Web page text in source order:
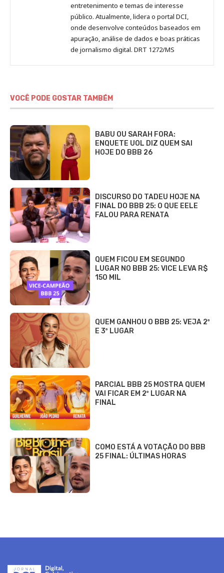
entretenimento e temas de interesse
público. Atualmente, lidera o portal DCI,
onde desenvolve conteúdos baseados em
apuração, análise de dados e boas práticas
de jornalismo digital. DRT 1272/MS
VOCÊ PODE GOSTAR TAMBÉM
BABU OU SARAH FORA:
ENQUETE UOL DIZ QUEM SAI
HOJE DO BBB 26
DISCURSO DO TADEU HOJE NA
FINAL DO BBB 25: O QUE EELE
FALOU PARA RENATA
QUEM FICOU EM SEGUNDO
LUGAR NO BBB 25: VICE LEVA R$
150 MIL
QUEM GANHOU O BBB 25: VEJA 2º
E 3º LUGAR
PARCIAL BBB 25 MOSTRA QUEM
VAI FICAR EM 2º LUGAR NA
FINAL
COMO ESTÁ A VOTAÇÃO DO BBB
25 FINAL: ÚLTIMAS HORAS